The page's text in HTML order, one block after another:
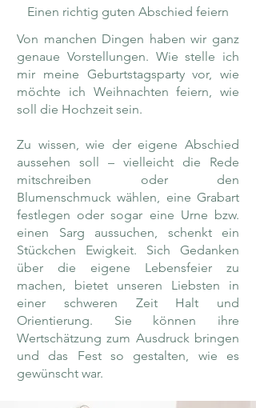
Einen richtig guten Abschied feiern
Von manchen Dingen haben wir ganz
genaue Vorstellungen. Wie stelle ich
mir meine Geburtstagsparty vor, wie
möchte ich Weihnachten feiern, wie
soll die Hochzeit sein.
Zu wissen, wie der eigene Abschied
aussehen soll – vielleicht die Rede
mitschreiben oder den
Blumenschmuck wählen, eine Grabart
festlegen oder sogar eine Urne bzw.
einen Sarg aussuchen, schenkt ein
Stückchen Ewigkeit. Sich Gedanken
über die eigene Lebensfeier zu
machen, bietet unseren Liebsten in
einer schweren Zeit Halt und
Orientierung. Sie können ihre
Wertschätzung zum Ausdruck bringen
und das Fest so gestalten, wie es
gewünscht war.